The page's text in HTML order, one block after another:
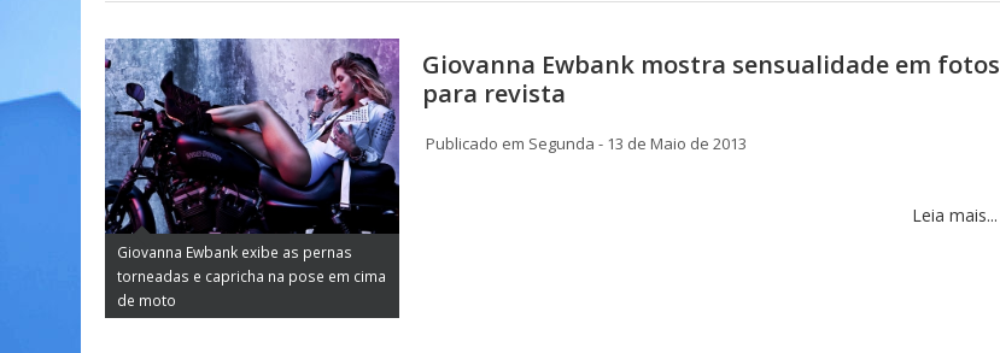
Giovanna Ewbank exibe as pernas
torneadas e capricha na pose em cima
de moto
Giovanna Ewbank mostra sensualidade em fotos
para revista
Publicado em Segunda - 13 de Maio de 2013
Leia mais...